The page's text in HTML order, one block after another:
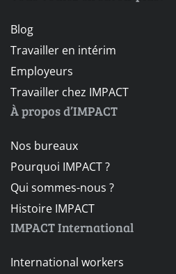
Blog
Travailler en intérim
Employeurs
Travailler chez IMPACT
À propos d’IMPACT
Nos bureaux
Pourquoi IMPACT ?
Qui sommes-nous ?
Histoire IMPACT
IMPACT International
International workers